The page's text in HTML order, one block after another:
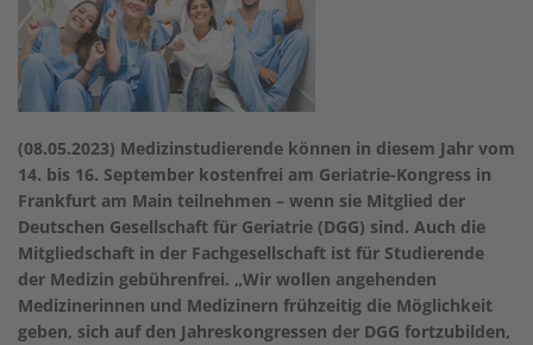
(08.05.2023) Medizinstudierende können in diesem Jahr vom
14. bis 16. September kostenfrei am Geriatrie-Kongress in
Frankfurt am Main teilnehmen – wenn sie Mitglied der
Deutschen Gesellschaft für Geriatrie (DGG) sind. Auch die
Mitgliedschaft in der Fachgesellschaft ist für Studierende
der Medizin gebührenfrei. „Wir wollen angehenden
Medizinerinnen und Medizinern frühzeitig die Möglichkeit
geben, sich auf den Jahreskongressen der DGG fortzubilden,